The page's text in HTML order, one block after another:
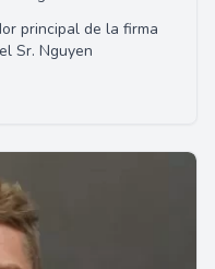
principal de la firma
Sr. Nguyen